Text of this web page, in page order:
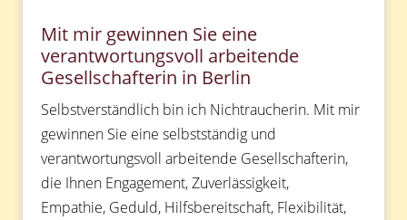
Mit mir gewinnen Sie eine
verantwortungsvoll arbeitende
Gesellschafterin in Berlin
Selbstverständlich bin ich Nichtraucherin. Mit mir
gewinnen Sie eine selbstständig und
verantwortungsvoll arbeitende Gesellschafterin,
die Ihnen Engagement, Zuverlässigkeit,
Empathie, Geduld, Hilfsbereitschaft, Flexibilität,